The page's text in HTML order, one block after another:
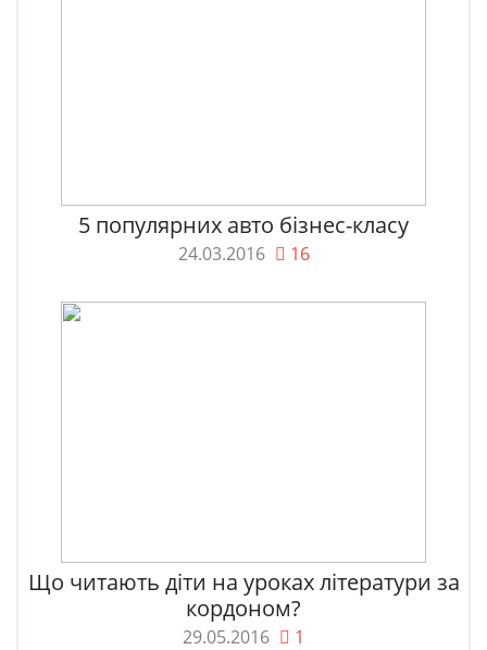
5 популярних авто бізнес-класу
24.03.2016 16
Що читають діти на уроках літератури за
кордоном?
29.05.2016 1